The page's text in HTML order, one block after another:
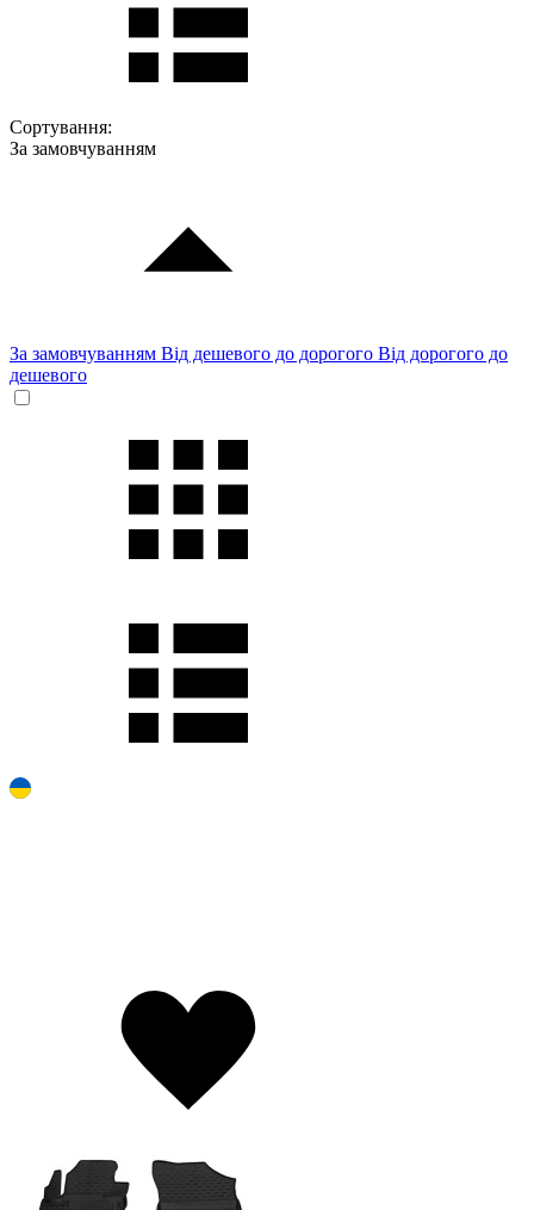
Сортування:
За замовчуванням
За замовчуванням Від дешевого до дорогого Від дорогого до
дешевого